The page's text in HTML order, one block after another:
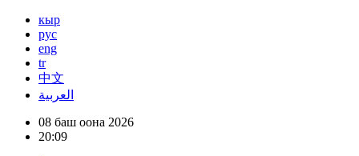
кыр
рус
eng
tr
中文
العربية
08 баш оона 2026
20:09